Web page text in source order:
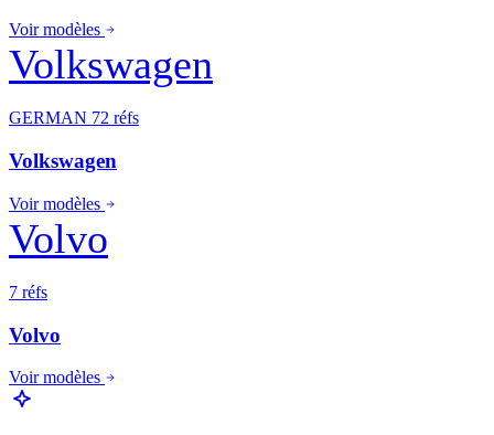
Voir modèles
Volkswagen
GERMAN 72 réfs
Volkswagen
Voir modèles
Volvo
7 réfs
Volvo
Voir modèles